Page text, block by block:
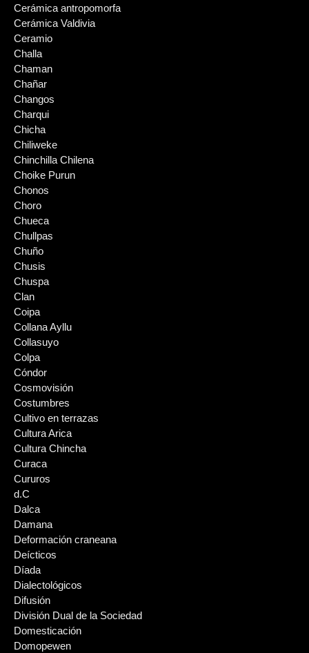
Cerámica antropomorfa
Cerámica Valdivia
Ceramio
Challa
Chaman
Chañar
Changos
Charqui
Chicha
Chiliweke
Chinchilla Chilena
Choike Purun
Chonos
Choro
Chueca
Chullpas
Chuño
Chusis
Chuspa
Clan
Coipa
Collana Ayllu
Collasuyo
Colpa
Cóndor
Cosmovisión
Costumbres
Cultivo en terrazas
Cultura Arica
Cultura Chincha
Curaca
Cururos
d.C
Dalca
Damana
Deformación craneana
Deícticos
Díada
Dialectológicos
Difusión
División Dual de la Sociedad
Domesticación
Domopewen